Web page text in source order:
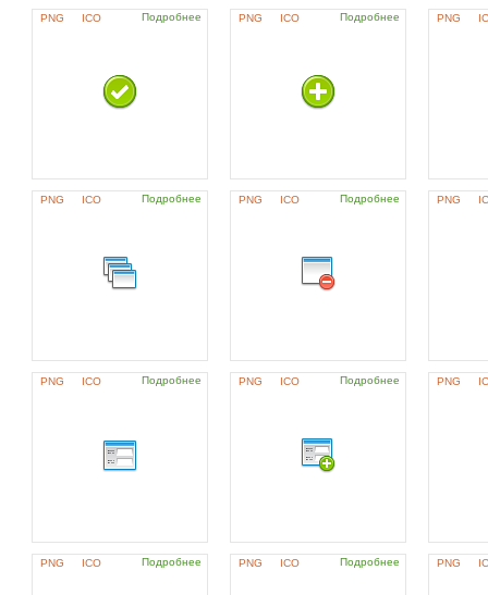
PNG ICO Подробнее PNG ICO Подробнее PNG
PNG ICO Подробнее PNG ICO Подробнее PNG
PNG ICO Подробнее PNG ICO Подробнее PNG
PNG ICO Подробнее PNG ICO Подробнее PNG